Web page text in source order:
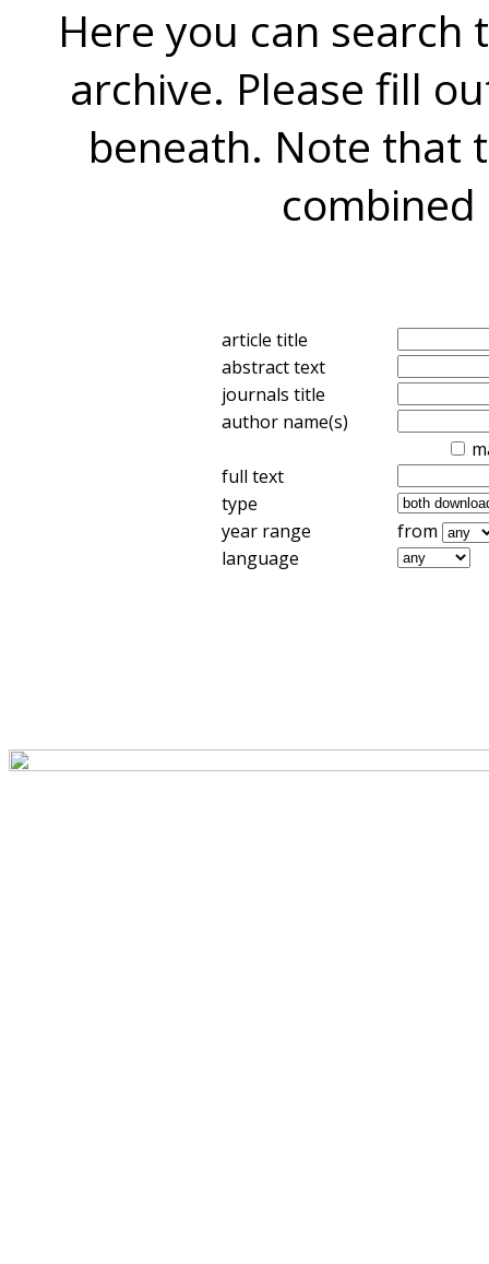
Here you can search
archive. Please fill
beneath. Note that
combined
article title
abstract text
journals title
author name(s)
full text
type
year range
from
language